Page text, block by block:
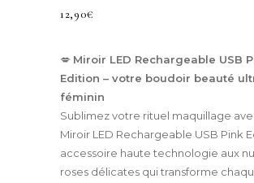
12,90€
💋 Miroir LED Rechargeable USB
Edition – votre boudoir beauté
féminin
Sublimez votre rituel maquillage
Miroir LED Rechargeable USB Pink
accessoire haute technologie aux
roses délicates qui transforme